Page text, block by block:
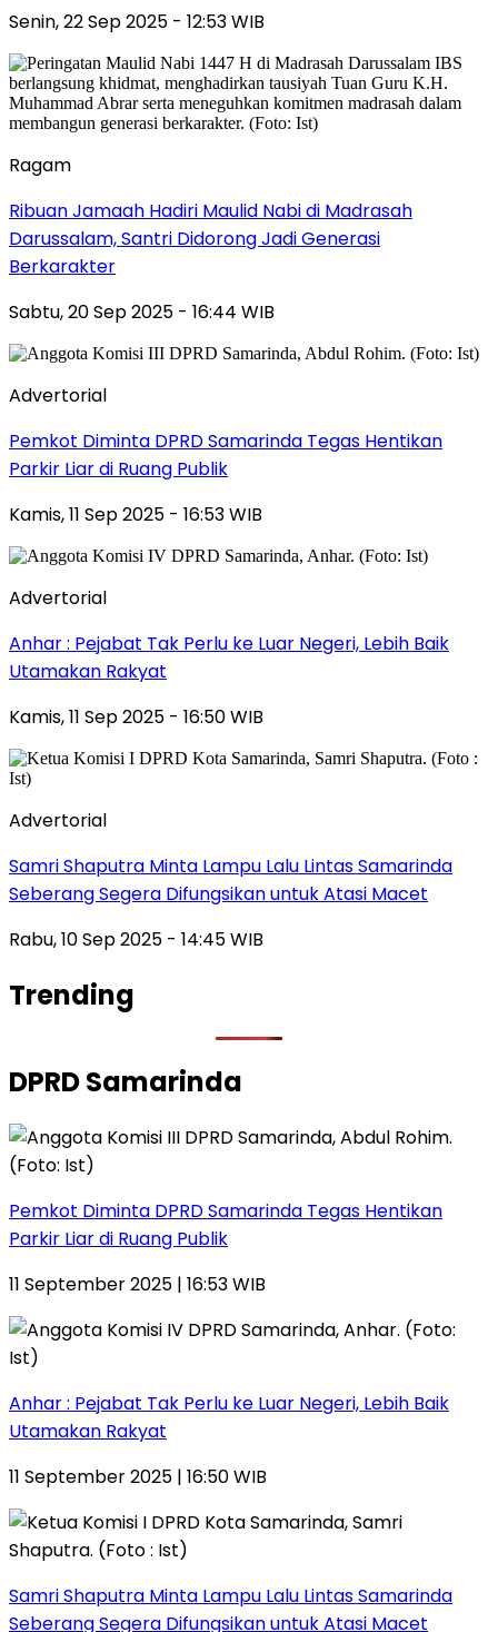
Senin, 22 Sep 2025 - 12:53 WIB
Ragam
Ribuan Jamaah Hadiri Maulid Nabi di Madrasah
Darussalam, Santri Didorong Jadi Generasi
Berkarakter
Sabtu, 20 Sep 2025 - 16:44 WIB
Advertorial
Pemkot Diminta DPRD Samarinda Tegas Hentikan
Parkir Liar di Ruang Publik
Kamis, 11 Sep 2025 - 16:53 WIB
Advertorial
Anhar : Pejabat Tak Perlu ke Luar Negeri, Lebih Baik
Utamakan Rakyat
Kamis, 11 Sep 2025 - 16:50 WIB
Advertorial
Samri Shaputra Minta Lampu Lalu Lintas Samarinda
Seberang Segera Difungsikan untuk Atasi Macet
Rabu, 10 Sep 2025 - 14:45 WIB
Trending
DPRD Samarinda
Pemkot Diminta DPRD Samarinda Tegas Hentikan
Parkir Liar di Ruang Publik
11 September 2025 | 16:53 WIB
Anhar : Pejabat Tak Perlu ke Luar Negeri, Lebih Baik
Utamakan Rakyat
11 September 2025 | 16:50 WIB
Samri Shaputra Minta Lampu Lalu Lintas Samarinda
Seberang Segera Difungsikan untuk Atasi Macet